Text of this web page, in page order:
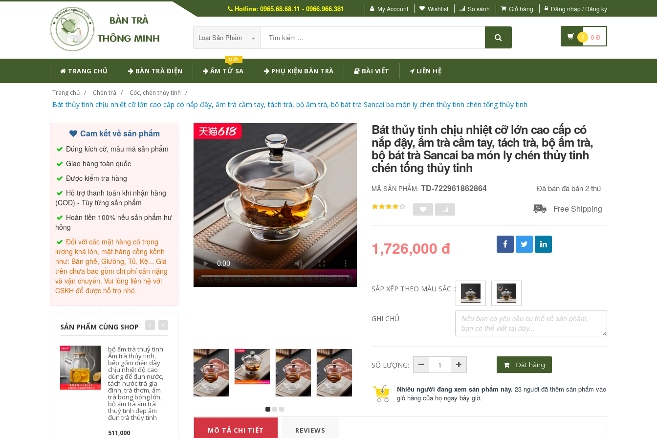
Hotline: 0965.68.68.11 - 0966.966.381 My Account Wishlist So sánh Giỏ hàng Đăng nhập / Đăng ký
Loại Sản Phẩm 0 0 Đ
TRANG CHỦ BÀN TRÀ ĐIỆN ẤM TỬ SA
MỚI
PHỤ KIỆN BÀN TRÀ BÀI VIẾT LIÊN HỆ
Trang chủ Chén trà Cốc, chén thủy tinh
Bát thủy tinh chịu nhiệt cỡ lớn cao cấp có nắp đậy, ấm trà cầm tay, tách trà, bộ ấm trà, bộ bát trà Sancai ba món ly chén thủy tinh chén tống thủy tinh
Cam kết về sản phẩm
Đúng kích cỡ, mẫu mã sản phẩm
Giao hàng toàn quốc
Được kiểm tra hàng
Hỗ trợ thanh toán khi nhận hàng
(COD) - Tùy từng sản phẩm
Hoàn tiền 100% nếu sản phẩm hư
hỏng
Đối với các mặt hàng có trọng
lượng khá lớn, mặt hàng cồng kềnh
như: Bàn ghế, Giường, Tủ, Kệ... Giá
trên chưa bao gồm chi phí cân nặng
và vận chuyển. Vui lòng liên hệ với
CSKH để được hỗ trợ nhé.
SẢN PHẨM CÙNG SHOP
bộ ấm trà thuỷ tinh
Ấm trà thủy tinh,
bếp gốm điện dày
chịu nhiệt độ cao
dùng để đun nước,
tách nước trà gia
đình, trà thơm, ấm
trà bong bóng lớn,
bộ ấm trà ấm trà
thuỷ tinh đẹp ấm
đun trà thủy tinh
511,000
Chịu Nhiệt Độ Cao
Ấm Trà Thủy Tinh
Dày Nồi Đơn Trà
Tách Nước Hộ Gia
Đình Hoa Nhỏ Ấm
Trà Kung Fu Ấm Trà
Bộ Trà ấm thuỷ tinh
pha trà bình đun trà
511,000
Chịu Nhiệt Độ Cao
Ấm Trà Thủy Tinh
Dày Nồi Đơn Trà
Tách Nước Hộ Gia
Đình Hoa Nhỏ Ấm
Trà Kung Fu Trà Đặc
Biệt Ấm Trà bình trà
thuỷ tinh có lõi lọc
ấm pha trà thủy tinh
Bát thủy tinh chịu nhiệt cỡ lớn cao cấp có
nắp đậy, ấm trà cầm tay, tách trà, bộ ấm trà,
bộ bát trà Sancai ba món ly chén thủy tinh
chén tống thủy tinh
MÃ SẢN PHẨM:TD-722961862864 Đã bán đã bán 2 thứ
Free Shipping
1,726,000 đ
SẮP XẾP THEO MÀU SẮC ::
GHI CHÚ
SỐ LƯỢNG: Đặt hàng
Nhiều người đang xem sản phẩm này. 23 người đã thêm sản phẩm vào
giỏ hàng của họ ngay bây giờ.
MÔ TẢ CHI TIẾT REVIEWS